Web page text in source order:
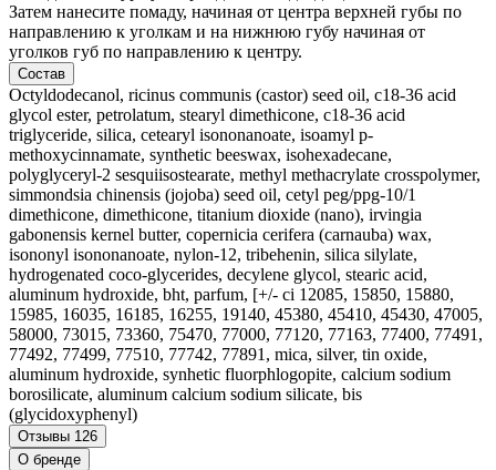
Затем нанесите помаду, начиная от центра верхней губы по
направлению к уголкам и на нижнюю губу начиная от
уголков губ по направлению к центру.
Состав
Octyldodecanol, ricinus communis (castor) seed oil, c18-36 acid
glycol ester, petrolatum, stearyl dimethicone, c18-36 acid
triglyceride, silica, cetearyl isononanoate, isoamyl p-
methoxycinnamate, synthetic beeswax, isohexadecane,
polyglyceryl-2 sesquiisostearate, methyl methacrylate crosspolymer,
simmondsia chinensis (jojoba) seed oil, cetyl peg/ppg-10/1
dimethicone, dimethicone, titanium dioxide (nano), irvingia
gabonensis kernel butter, copernicia cerifera (carnauba) wax,
isononyl isononanoate, nylon-12, tribehenin, silica silylate,
hydrogenated coco-glycerides, decylene glycol, stearic acid,
aluminum hydroxide, bht, parfum, [+/- ci 12085, 15850, 15880,
15985, 16035, 16185, 16255, 19140, 45380, 45410, 45430, 47005,
58000, 73015, 73360, 75470, 77000, 77120, 77163, 77400, 77491,
77492, 77499, 77510, 77742, 77891, mica, silver, tin oxide,
aluminum hydroxide, synhetic fluorphlogopite, calcium sodium
borosilicate, aluminum calcium sodium silicate, bis
(glycidoxyphenyl)
Отзывы 126
О бренде